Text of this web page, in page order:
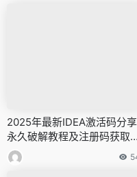
2025年最新IDEA激活码分享
永久破解教程及注册码获取指
南